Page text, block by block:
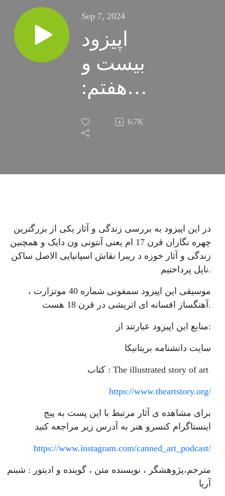
Sep 7, 2024
اپیزود
بیست و
هفتم:
آنتونی
یادگیری
6.7K
در این اپیزود به بررسی زندگی و آثار یکی از بزرگترین
چهره نگاران قرن 17 ام یعنی آنتونی ون دایک و همچنین
زندگی و آثار خوزه د ریبرا نقاش اسپانیایی الاصل ساکن
ناپل پرداختیم.
موسیقی این اپیزود سمفونی شماره 40 موتزارت ،
آهنگساز افسانه ای اتریشی در قرن 18 هست.
منابع این اپیزود عبارتند از:
سایت دانشنامه بریتانیکا
کتاب : The illustrated story of art
https://www.theartstory.org/
برای مشاهده ی آثار مرتبط با این پست به پیج
اینستاگرام کنسرو هنر به آدرس زیر مراجعه کنید
https://www.instagram.com/canned_art_podcast/
مترجم،پژوهشگر ، نویسنده متن ، گوینده و ادیتور : شبنم
آریا